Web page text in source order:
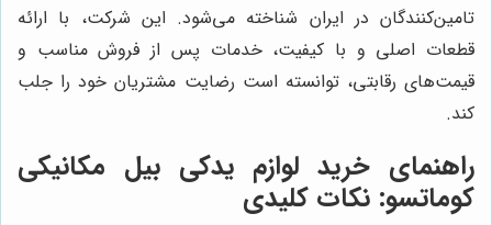
تامین‌کنندگان در ایران شناخته می‌شود. این شرکت، با ارائه
قطعات اصلی و با کیفیت، خدمات پس از فروش مناسب و
قیمت‌های رقابتی، توانسته است رضایت مشتریان خود را جلب
کند.
راهنمای خرید لوازم یدکی بیل مکانیکی
کوماتسو: نکات کلیدی